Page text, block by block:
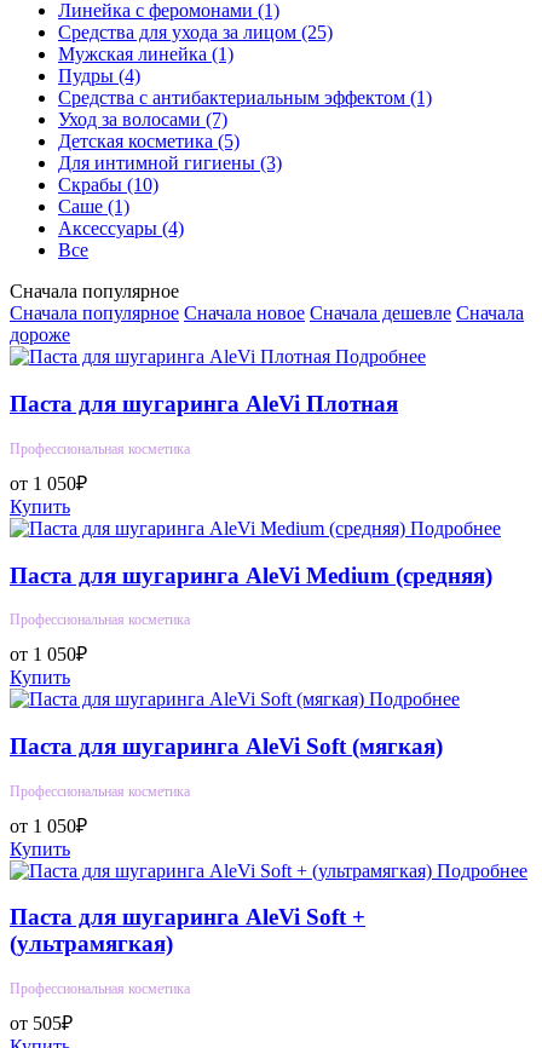
Линейка с феромонами (1)
Средства для ухода за лицом (25)
Мужская линейка (1)
Пудры (4)
Средства с антибактериальным эффектом (1)
Уход за волосами (7)
Детская косметика (5)
Для интимной гигиены (3)
Скрабы (10)
Саше (1)
Аксессуары (4)
Все
Сначала популярное
Сначала популярное Сначала новое Сначала дешевле Сначала
дороже
Подробнее
Паста для шугаринга AleVi Плотная
Профессиональная косметика
от 1 050₽
Купить
Подробнее
Паста для шугаринга AleVi Medium (средняя)
Профессиональная косметика
от 1 050₽
Купить
Подробнее
Паста для шугаринга AleVi Soft (мягкая)
Профессиональная косметика
от 1 050₽
Купить
Подробнее
Паста для шугаринга AleVi Soft +
(ультрамягкая)
Профессиональная косметика
от 505₽